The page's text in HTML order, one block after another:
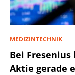
MEDIZINTECHNIK
Bei
Aktie gerade